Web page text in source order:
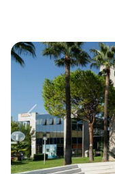
Previous